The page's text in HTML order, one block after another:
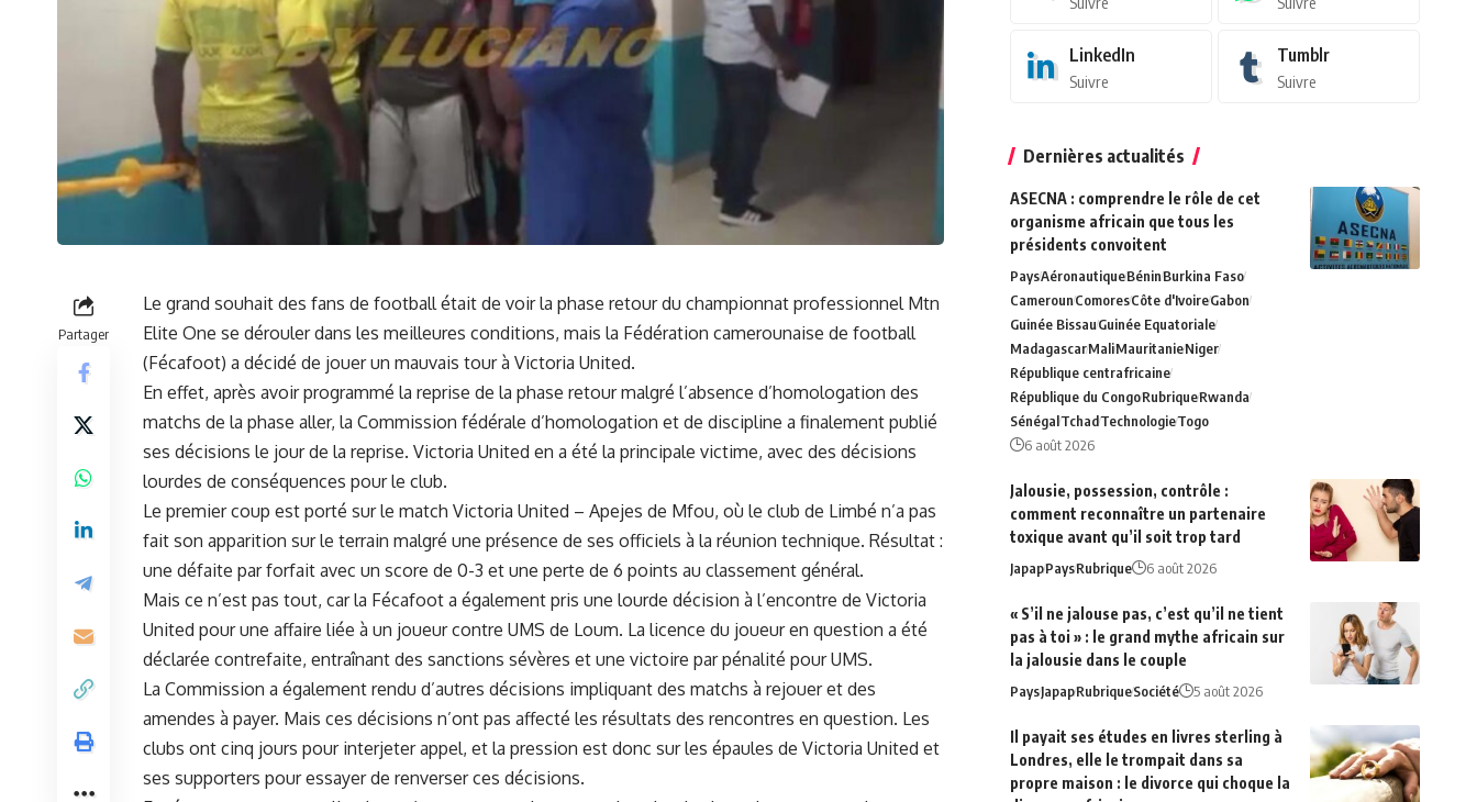
Partager
Le grand souhait​ des fans de football était⁤ de voir la phase⁢ retour du ​championnat professionnel Mtn
Elite One se dérouler dans les⁢ meilleures conditions, ​mais la Fédération camerounaise de football
(Fécafoot) a décidé de jouer un mauvais tour à Victoria United.
En effet, après avoir programmé la reprise de la phase​ retour malgré l’absence d’homologation des
matchs de la phase aller, la Commission fédérale d’homologation et de discipline a finalement⁢ publié
ses décisions le jour de la reprise. Victoria United en a été la principale victime, avec des décisions
lourdes de conséquences pour le ‍club.
Le premier coup est porté sur le match Victoria United – Apejes de Mfou, où le club de⁣ Limbé n’a pas
fait ‍son ⁣apparition sur le terrain malgré une‌ présence de ses⁢ officiels à la réunion technique. Résultat :
une défaite par forfait avec un score de 0-3 et une ​perte de 6 points au classement général.
Mais ce n’est pas tout, car la Fécafoot a également pris une lourde décision à l’encontre de Victoria
United pour une affaire liée à un joueur ​contre UMS de Loum. La licence⁢ du joueur en question a été
déclarée contrefaite, entraînant des sanctions sévères et ​une victoire par pénalité pour UMS.
La Commission a également rendu d’autres décisions impliquant des matchs à rejouer et des
amendes à payer. Mais ces décisions⁢ n’ont pas affecté les résultats des rencontres en question. Les
clubs ont ‌cinq ‍jours‍ pour interjeter appel, et la pression ‍est donc‍ sur les épaules⁢ de Victoria United et
ses supporters pour essayer de renverser ces décisions.
LinkedIn
Suivre
Tumblr
Suivre
Dernières actualités
ASECNA : comprendre le rôle de cet
organisme africain que tous les
présidents convoitent
PaysAéronautiqueBéninBurkina Faso
CamerounComoresCôte d'IvoireGabon
Guinée BissauGuinée Equatoriale
MadagascarMaliMauritanieNiger
République centrafricaine
République du CongoRubriqueRwanda
SénégalTchadTechnologieTogo
6 août 2026
Jalousie, possession, contrôle :
comment reconnaître un partenaire
toxique avant qu’il soit trop tard
JapapPaysRubrique 6 août 2026
« S’il ne jalouse pas, c’est qu’il ne tient
pas à toi » : le grand mythe africain sur
la jalousie dans le couple
PaysJapapRubriqueSociété 5 août 2026
Il payait ses études en livres sterling à
Londres, elle le trompait dans sa
propre maison : le divorce qui choque la